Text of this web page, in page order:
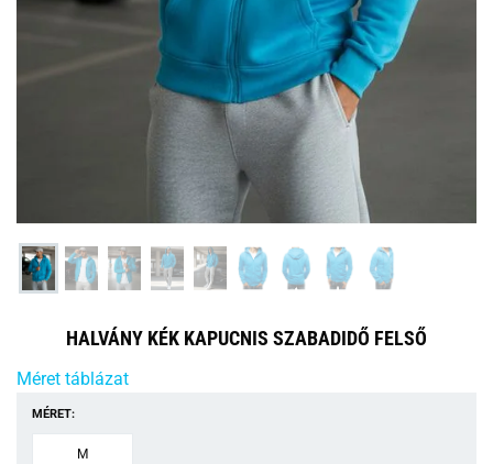
HALVÁNY KÉK KAPUCNIS SZABADIDŐ FELSŐ
Méret táblázat
MÉRET:
M